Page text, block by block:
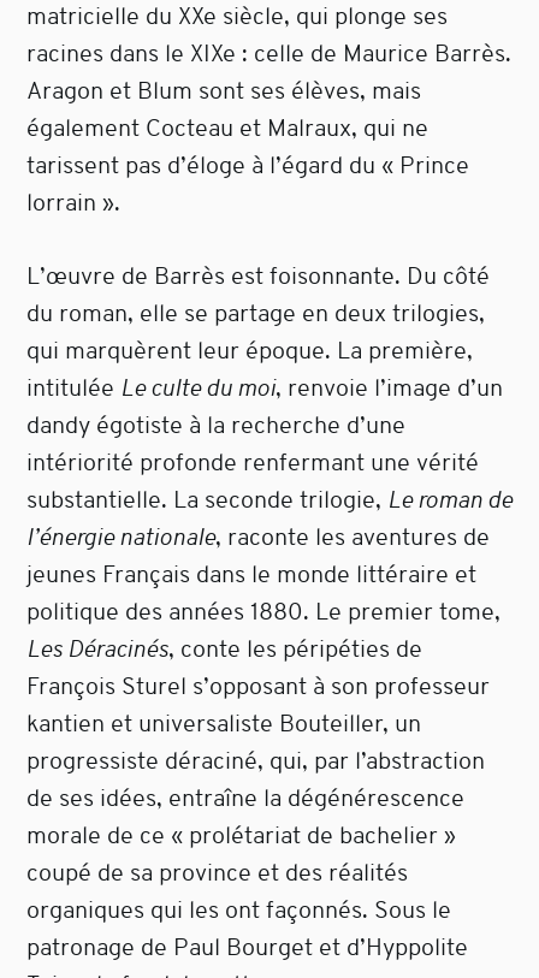
matricielle du XXe siècle, qui plonge ses
racines dans le XIXe : celle de Maurice Barrès.
Aragon et Blum sont ses élèves, mais
également Cocteau et Malraux, qui ne
tarissent pas d’éloge à l’égard du « Prince
lorrain ».
L’œuvre de Barrès est foisonnante. Du côté
du roman, elle se partage en deux trilogies,
qui marquèrent leur époque. La première,
intitulée Le culte du moi, renvoie l’image d’un
dandy égotiste à la recherche d’une
intériorité profonde renfermant une vérité
substantielle. La seconde trilogie, Le roman de
l’énergie nationale, raconte les aventures de
jeunes Français dans le monde littéraire et
politique des années 1880. Le premier tome,
Les Déracinés, conte les péripéties de
François Sturel s’opposant à son professeur
kantien et universaliste Bouteiller, un
progressiste déraciné, qui, par l’abstraction
de ses idées, entraîne la dégénérescence
morale de ce « prolétariat de bachelier »
coupé de sa province et des réalités
organiques qui les ont façonnés. Sous le
patronage de Paul Bourget et d’Hyppolite